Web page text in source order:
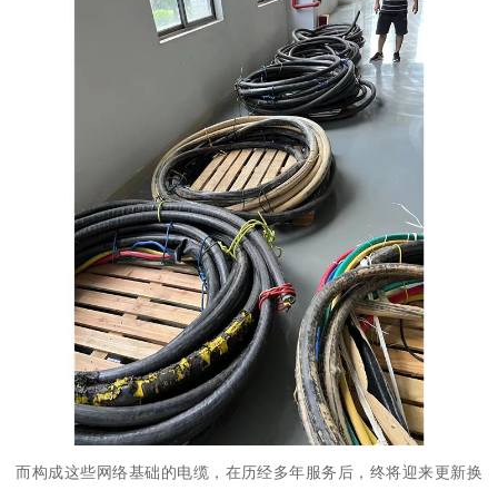
而构成这些网络基础的电缆，在历经多年服务后，终将迎来更新换